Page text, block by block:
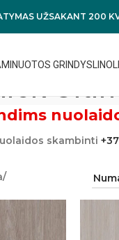
UŽSAKANT 200
GRINDYS
skambinti